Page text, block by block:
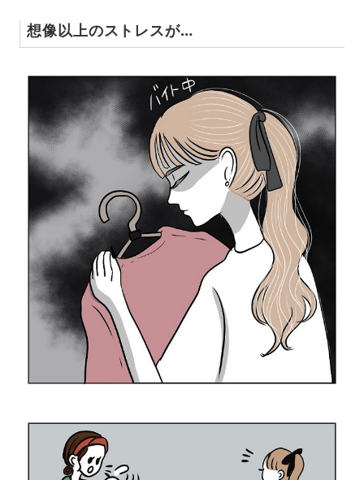
想像以上のストレスが…